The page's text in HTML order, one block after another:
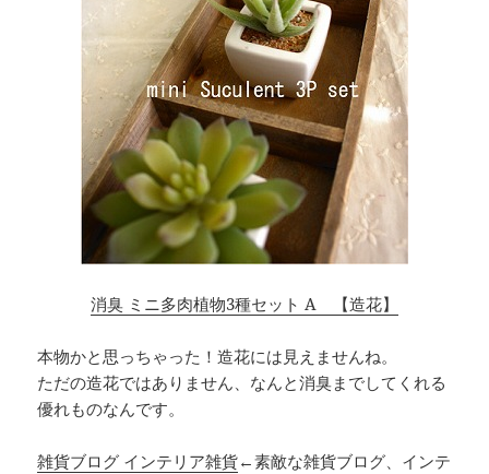
消臭 ミニ多肉植物3種セット A 【造花】
本物かと思っちゃった！造花には見えませんね。
ただの造花ではありません、なんと消臭までしてくれる
優れものなんです。
雑貨ブログ インテリア雑貨←素敵な雑貨ブログ、インテ